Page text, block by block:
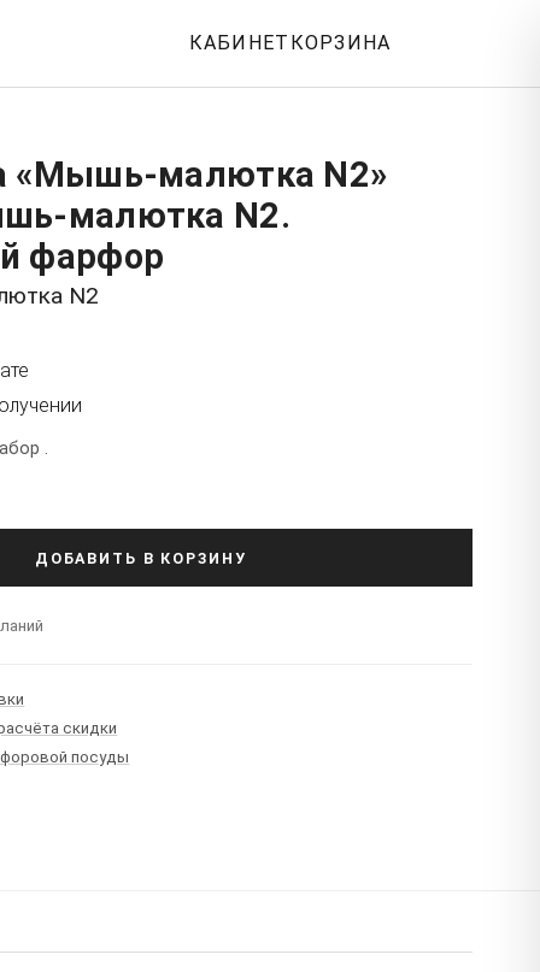
КАБИНЕТ КОРЗИНА
«Мышь-малютка N2»
малютка N2.
фарфор
N2
.
ДОБАВИТЬ В КОРЗИНУ
скидки
посуды